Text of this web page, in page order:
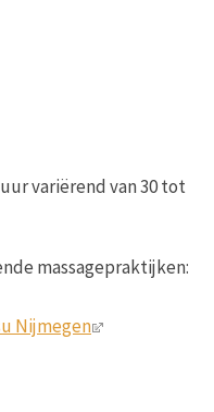
variërend van 30 tot
massagepraktijken:
Nijmegen